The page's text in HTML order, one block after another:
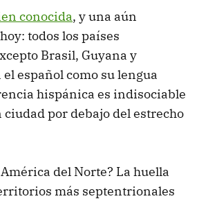
conocida, y una aún
todos los países
Brasil, Guyana y
español como su lengua
hispánica es indisociable
por debajo del estrecho
del Norte? La huella
más septentrionales